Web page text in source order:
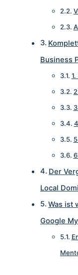
Business
Der
Local
Was ist
Google